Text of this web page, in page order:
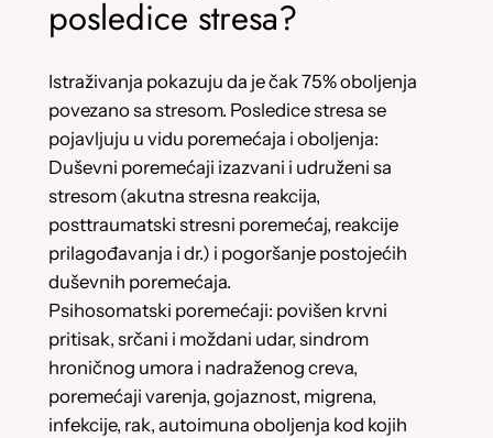
posledice stresa?
Istraživanja pokazuju da je čak 75% oboljenja
povezano sa stresom. Posledice stresa se
pojavljuju u vidu poremećaja i oboljenja:
Duševni poremećaji izazvani i udruženi sa
stresom (akutna stresna reakcija,
posttraumatski stresni poremećaj, reakcije
prilagođavanja i dr.) i pogoršanje postojećih
duševnih poremećaja.
Psihosomatski poremećaji: povišen krvni
pritisak, srčani i moždani udar, sindrom
hroničnog umora i nadraženog creva,
poremećaji varenja, gojaznost, migrena,
infekcije, rak, autoimuna oboljenja kod kojih